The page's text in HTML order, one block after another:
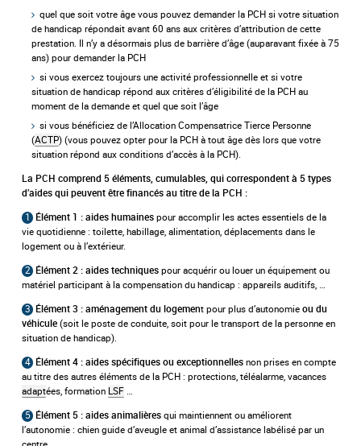
quel que soit votre âge vous pouvez demander la PCH si votre situation
de handicap répondait avant 60 ans aux critères d’attribution de cette
prestation. Il n’y a désormais plus de barrière d’âge (auparavant fixée à 75
ans) pour demander la PCH
si vous exercez toujours une activité professionnelle et si votre
situation de handicap répond aux critères d’éligibilité de la PCH au
moment de la demande et quel que soit l’âge
si vous bénéficiez de l’Allocation Compensatrice Tierce Personne
(ACTP) (vous pouvez opter pour la PCH à tout âge dès lors que votre
situation répond aux conditions d’accès à la PCH).
La PCH comprend 5 éléments, cumulables, qui correspondent à 5 types
d’aides qui peuvent être financés au titre de la PCH :
1 Élément 1 : aides humaines pour accomplir les actes essentiels de la
vie quotidienne : toilette, habillage, alimentation, déplacements dans le
logement ou à l’extérieur.
2 Élément 2 : aides techniques pour acquérir ou louer un équipement ou
matériel participant à la compensation du handicap : appareils auditifs, …
3 Élément 3 : aménagement du logement pour plus d’autonomie ou du
véhicule (soit le poste de conduite, soit pour le transport de la personne en
situation de handicap).
4 Élément 4 : aides spécifiques ou exceptionnelles non prises en compte
au titre des autres éléments de la PCH : protections, téléalarme, vacances
adaptées, formation LSF …
5 Élément 5 : aides animalières qui maintiennent ou améliorent
l’autonomie : chien guide d’aveugle et animal d’assistance labélisé par un